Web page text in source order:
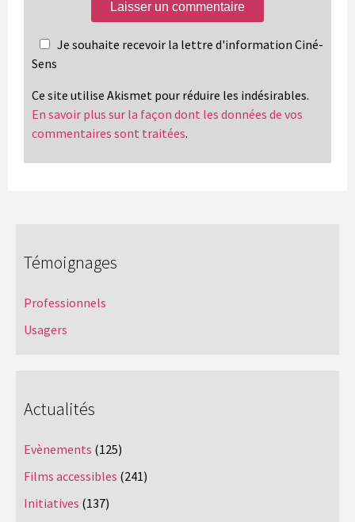
Je souhaite recevoir la lettre d'information Ciné-
Sens
Ce site utilise Akismet pour réduire les indésirables.
En savoir plus sur la façon dont les données de vos
commentaires sont traitées.
Témoignages
Professionnels
Usagers
Actualités
Evènements (125)
Films accessibles (241)
Initiatives (137)